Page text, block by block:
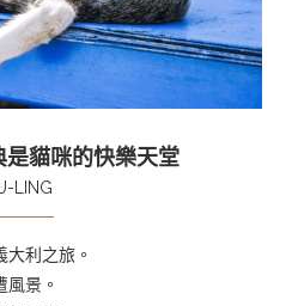
貓咪的快樂天堂
LING
利之旅。
景。